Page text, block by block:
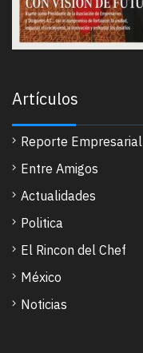
Artículos
Reporte Empresarial
Entre Amigos
Actualidades
Politica
El Rincon del Chef
México
Noticias